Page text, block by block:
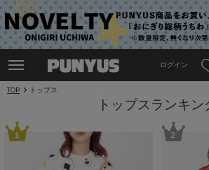
ログイン
TOP トップス
トップスランキン
1 2